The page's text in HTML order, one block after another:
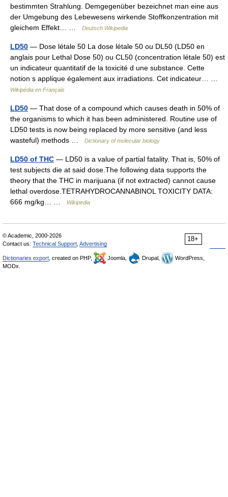
bestimmten Strahlung. Demgegenüber bezeichnet man eine aus
der Umgebung des Lebewesens wirkende Stoffkonzentration mit
gleichem Effekt… …
Deutsch Wikipedia
LD50 — Dose létale 50 La dose létale 50 ou DL50 (LD50 en
anglais pour Lethal Dose 50) ou CL50 (concentration létale 50) est
un indicateur quantitatif de la toxicité d une substance. Cette
notion s applique également aux irradiations. Cet indicateur… …
Wikipédia en Français
LD50 — That dose of a compound which causes death in 50% of
the organisms to which it has been administered. Routine use of
LD50 tests is now being replaced by more sensitive (and less
wasteful) methods …
Dictionary of molecular biology
LD50 of THC — LD50 is a value of partial fatality. That is, 50% of
test subjects die at said dose.The following data supports the
theory that the THC in marijuana (if not extracted) cannot cause
lethal overdose.TETRAHYDROCANNABINOL TOXICITY DATA:
666 mg/kg… …
Wikipedia
18+
© Academic, 2000-2026
Contact us: Technical Support Advertising
Dictionaries export , created on PHP, Joomla, Drupal,
WordPress,
MODx.